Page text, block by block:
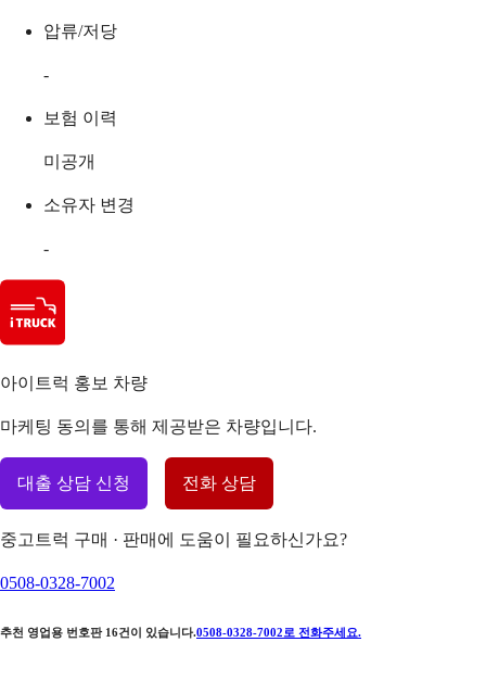
압류/저당
-
보험 이력
미공개
소유자 변경
-
아이트럭 홍보 차량
마케팅 동의를 통해 제공받은 차량입니다.
대출 상담 신청 전화 상담
중고트럭 구매 · 판매에 도움이 필요하신가요?
0508-0328-7002
추천 영업용 번호판 16건이 있습니다.0508-0328-7002 로 전화주세요.